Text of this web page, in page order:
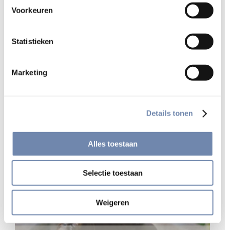
Voorkeuren
Statistieken
Marketing
Details tonen
Alles toestaan
Selectie toestaan
Weigeren